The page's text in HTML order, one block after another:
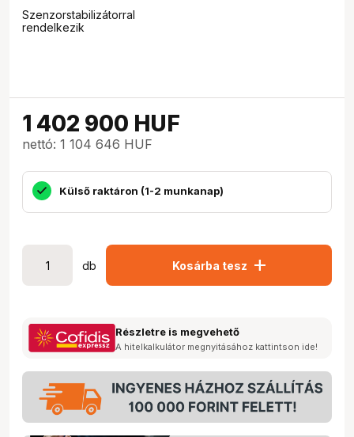
Szenzorstabilizátorral
rendelkezik
1 402 900 HUF
nettó: 1 104 646 HUF
Külső raktáron (1-2 munkanap)
db Kosárba tesz add
Részletre is megvehető
A hitelkalkulátor megnyitásához kattintson ide!